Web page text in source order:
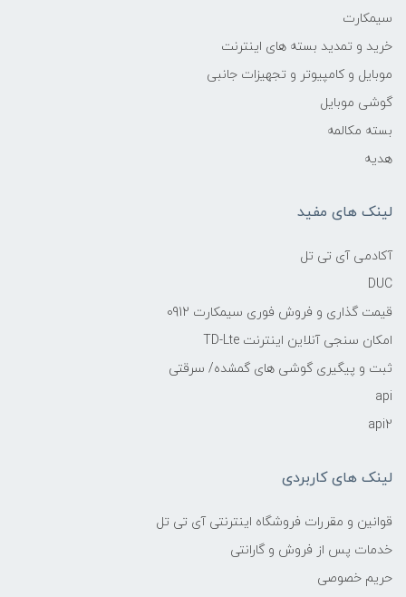
سیمکارت
خرید و تمدید بسته های اینترنت
موبایل و کامپیوتر و تجهیزات جانبی
گوشی موبایل
بسته مکالمه
هدیه
لینک های مفید
آکادمی آی تی تل
DUC
قیمت گذاری و فروش فوری سیمکارت 0912
امکان سنجی آنلاین اینترنت TD-Lte
ثبت و پیگیری گوشی های گمشده/ سرقتی
api
api2
لینک های کاربردی
قوانین و مقررات فروشگاه اینترنتی آی تی تل
خدمات پس از فروش و گارانتی
حریم خصوصی